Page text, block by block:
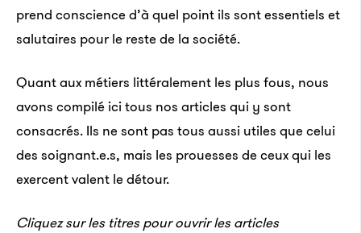
prend conscience d’à quel point ils sont essentiels et
salutaires pour le reste de la société.
Quant aux métiers littéralement les plus fous, nous
avons compilé ici tous nos articles qui y sont
consacrés. Ils ne sont pas tous aussi utiles que celui
des soignant.e.s, mais les prouesses de ceux qui les
exercent valent le détour.
Cliquez sur les titres pour ouvrir les articles